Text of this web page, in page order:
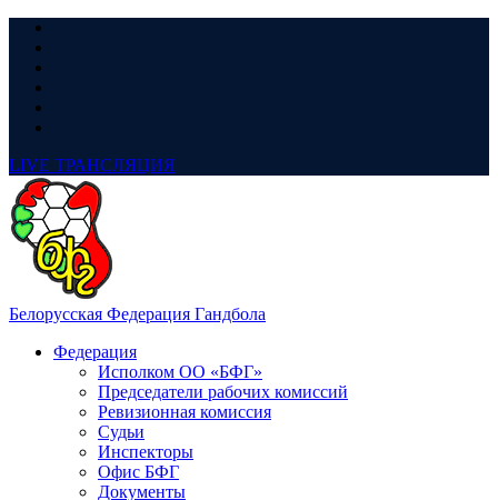
LIVE ТРАНСЛЯЦИЯ
Белорусская Федерация Гандбола
Федерация
Исполком ОО «БФГ»
Председатели рабочих комиссий
Ревизионная комиссия
Судьи
Инспекторы
Офис БФГ
Документы